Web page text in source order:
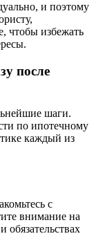
и поэтому
чтобы избежать
после
шаги.
по ипотечному
каждый из
с
внимание на
обязательствах